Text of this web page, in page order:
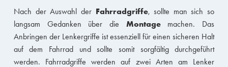
Nach der Auswahl der Fahrradgriffe, sollte man sich so
langsam Gedanken über die Montagemachen. Das
Anbringen der Lenkergriffe ist essenziell für einen sicheren Halt
auf dem Fahrrad und sollte somit sorgfältig durchgeführt
werden. Fahrradgriffe werden auf zwei Arten am Lenker